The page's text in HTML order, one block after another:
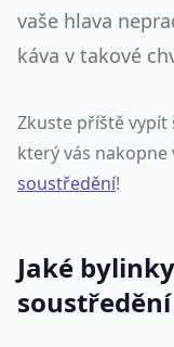
vaše hlava
káva v takové
Zkuste příště vypít
který vás nakopne
soustředění!
Jaké